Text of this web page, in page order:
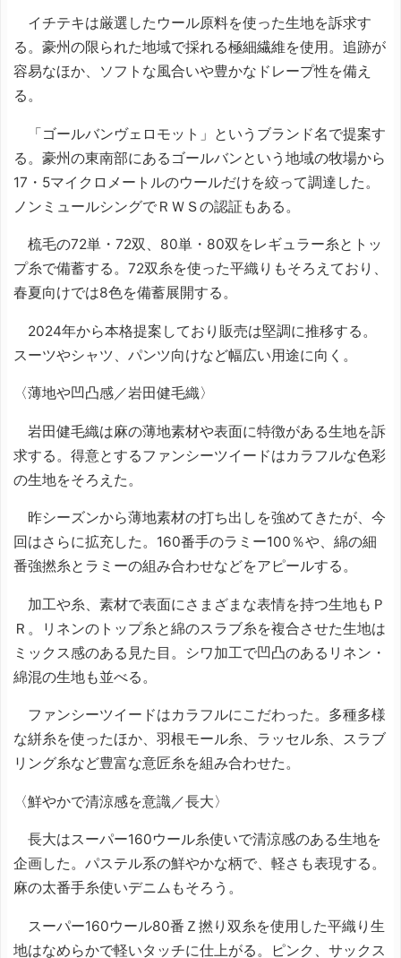
イチテキは厳選したウール原料を使った生地を訴求す
る。豪州の限られた地域で採れる極細繊維を使用。追跡が
容易なほか、ソフトな風合いや豊かなドレープ性を備え
る。
「ゴールバンヴェロモット」というブランド名で提案す
る。豪州の東南部にあるゴールバンという地域の牧場から
17・5マイクロメートルのウールだけを絞って調達した。
ノンミュールシングでＲＷＳの認証もある。
梳毛の72単・72双、80単・80双をレギュラー糸とトッ
プ糸で備蓄する。72双糸を使った平織りもそろえており、
春夏向けでは8色を備蓄展開する。
2024年から本格提案しており販売は堅調に推移する。
スーツやシャツ、パンツ向けなど幅広い用途に向く。
〈薄地や凹凸感／岩田健毛織〉
岩田健毛織は麻の薄地素材や表面に特徴がある生地を訴
求する。得意とするファンシーツイードはカラフルな色彩
の生地をそろえた。
昨シーズンから薄地素材の打ち出しを強めてきたが、今
回はさらに拡充した。160番手のラミー100％や、綿の細
番強撚糸とラミーの組み合わせなどをアピールする。
加工や糸、素材で表面にさまざまな表情を持つ生地もＰ
Ｒ。リネンのトップ糸と綿のスラブ糸を複合させた生地は
ミックス感のある見た目。シワ加工で凹凸のあるリネン・
綿混の生地も並べる。
ファンシーツイードはカラフルにこだわった。多種多様
な絣糸を使ったほか、羽根モール糸、ラッセル糸、スラブ
リング糸など豊富な意匠糸を組み合わせた。
〈鮮やかで清涼感を意識／長大〉
長大はスーパー160ウール糸使いで清涼感のある生地を
企画した。パステル系の鮮やかな柄で、軽さも表現する。
麻の太番手糸使いデニムもそろう。
スーパー160ウール80番Ｚ撚り双糸を使用した平織り生
地はなめらかで軽いタッチに仕上がる。ピンク、サックス